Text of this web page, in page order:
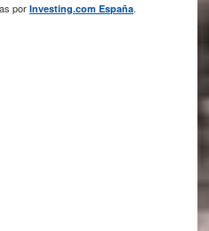
por Investing.com España.